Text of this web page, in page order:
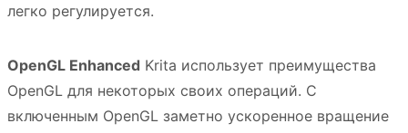
легко регулируется.
OpenGL Enhanced Krita использует преимущества
OpenGL для некоторых своих операций. С
включенным OpenGL заметно ускоренное вращение